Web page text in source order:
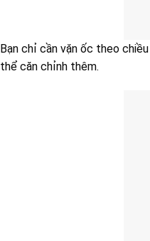
Bạn chỉ cần vặn ốc theo
thể căn chỉnh thêm.